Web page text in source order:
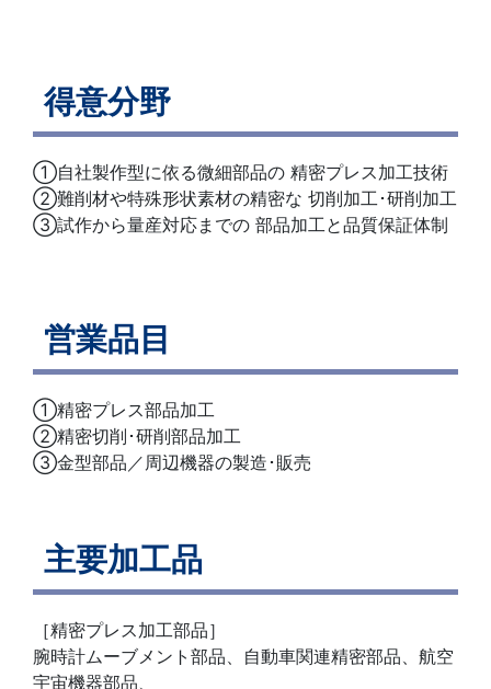
得意分野
①自社製作型に依る微細部品の 精密プレス加工技術
②難削材や特殊形状素材の精密な 切削加工･研削加工
③試作から量産対応までの 部品加工と品質保証体制
営業品目
①精密プレス部品加工
②精密切削･研削部品加工
③金型部品／周辺機器の製造･販売
主要加工品
［精密プレス加工部品］
腕時計ムーブメント部品、自動車関連精密部品、航空
宇宙機器部品、